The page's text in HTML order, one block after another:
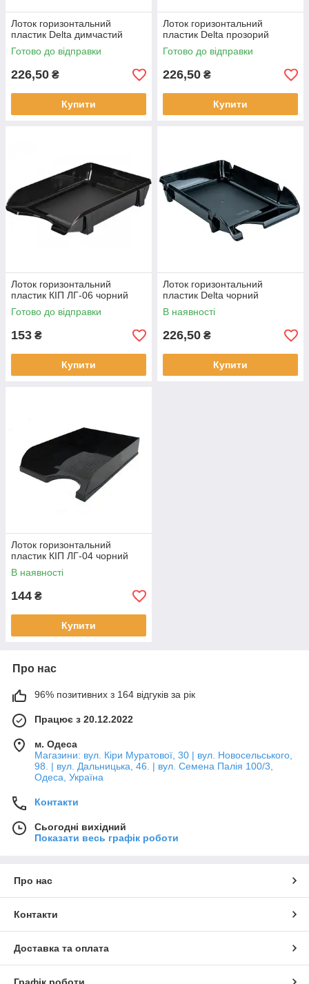
Лоток горизонтальний
пластик Delta димчастий
Готово до відправки
226,50 ₴
Купити
Лоток горизонтальний
пластик Delta прозорий
Готово до відправки
226,50 ₴
Купити
Лоток горизонтальний
пластик КІП ЛГ-06 чорний
Готово до відправки
153 ₴
Купити
Лоток горизонтальний
пластик Delta чорний
В наявності
226,50 ₴
Купити
Лоток горизонтальний
пластик КІП ЛГ-04 чорний
В наявності
144 ₴
Купити
Про нас
96% позитивних з 164 відгуків за рік
Працює з 20.12.2022
м. Одеса
Магазини: вул. Кіри Муратової, 30 | вул. Новосельського,
98. | вул. Дальницька, 46. | вул. Семена Палія 100/3,
Одеса, Україна
Контакти
Сьогодні вихідний
Показати весь графік роботи
Про нас
Контакти
Доставка та оплата